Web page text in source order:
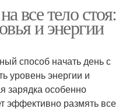
все тело стоя:
и энергии
способ начать день с
уровень энергии и
зарядка особенно
эффективно размять все